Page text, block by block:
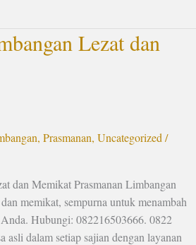
Lezat dan
, Prasmanan, Uncategorized /
dan Memikat Prasmanan Limbangan
memikat, sempurna untuk menambah
Hubungi: 082216503666. 0822
asli dalam setiap sajian dengan layanan